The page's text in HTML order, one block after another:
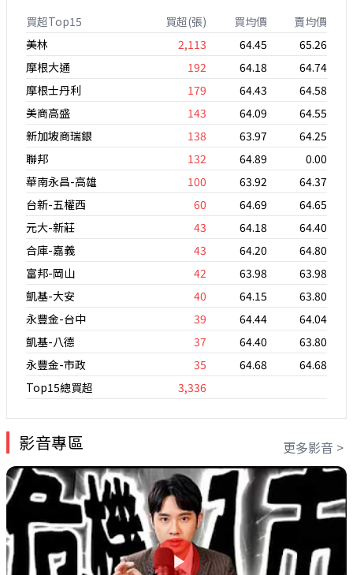
買超Top15 買超(張) 買均價
賣均價
美林
2,113 64.45
65.26
摩根大通
192 64.18
64.74
摩根士丹利
179 64.43
64.58
美商高盛
143 64.09
64.55
新加坡商瑞銀
138 63.97
64.25
聯邦
132 64.89
0.00
華南永昌-高雄
100 63.92
64.37
台新-五權西
60 64.69
64.65
元大-新莊
43 64.18
64.40
合庫-嘉義
43 64.20
64.80
富邦-岡山
42 63.98
63.98
凱基-大安
40 64.15
63.80
永豐金-台中
39 64.44
64.04
凱基-八德
37 64.40
63.80
永豐金-市政
35 64.68
64.68
Top15總買超
3,336
影音專區 更多影音 >